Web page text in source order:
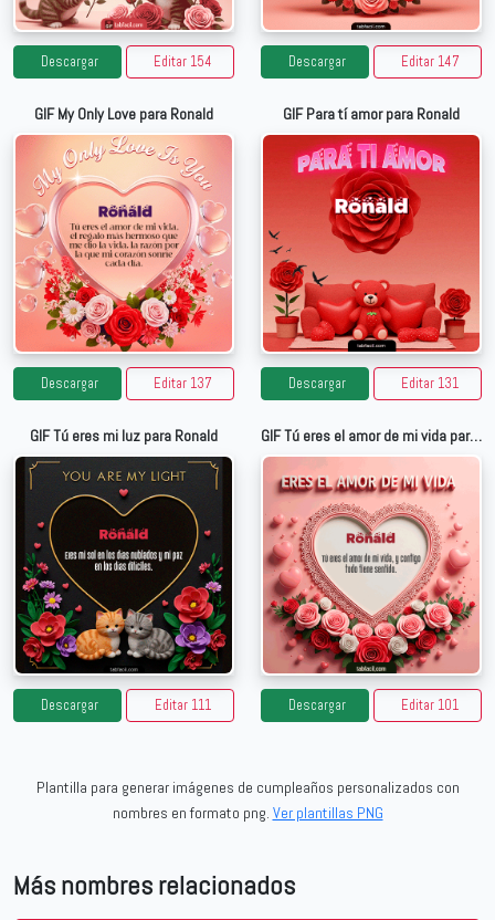
Descargar Editar 154 Descargar Editar 147
GIF My Only Love para Ronald
Descargar Editar 137
GIF Para tí amor para Ronald
Descargar Editar 131
GIF Tú eres mi luz para Ronald
Descargar Editar 111
GIF Tú eres el amor de mi vida para Ronald
Descargar Editar 101
Plantilla para generar imágenes de cumpleaños personalizados con
nombres en formato png. Ver plantillas PNG
Más nombres relacionados